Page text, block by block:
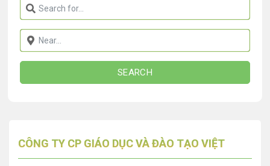
SEARCH
CÔNG TY CP GIÁO DỤC VÀ ĐÀO TẠO VIỆT